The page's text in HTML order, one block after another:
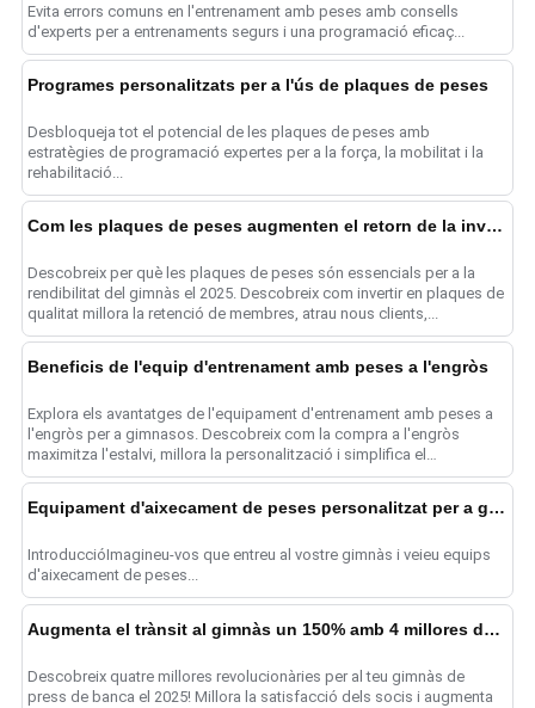
Evita errors comuns en l'entrenament amb peses amb consells
d'experts per a entrenaments segurs i una programació eficaç...
Programes personalitzats per a l'ús de plaques de peses
Desbloqueja tot el potencial de les plaques de peses amb
estratègies de programació expertes per a la força, la mobilitat i la
rehabilitació...
Com les plaques de peses augmenten el retorn de la inversió (ROI) al gimnàs el 2025
Descobreix per què les plaques de peses són essencials per a la
rendibilitat del gimnàs el 2025. Descobreix com invertir en plaques de
qualitat millora la retenció de membres, atrau nous clients,...
Beneficis de l'equip d'entrenament amb peses a l'engròs
Explora els avantatges de l'equipament d'entrenament amb peses a
l'engròs per a gimnasos. Descobreix com la compra a l'engròs
maximitza l'estalvi, millora la personalització i simplifica el
funcionament...
Equipament d'aixecament de peses personalitzat per a gimnasos
IntroduccióImagineu-vos que entreu al vostre gimnàs i veieu equips
d'aixecament de peses...
Augmenta el trànsit al gimnàs un 150% amb 4 millores de press de banca
Descobreix quatre millores revolucionàries per al teu gimnàs de
press de banca el 2025! Millora la satisfacció dels socis i augmenta